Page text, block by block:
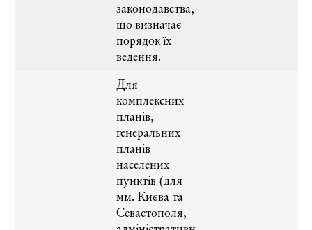
законодавства,
що визначає
порядок їх
ведення.
Для
комплексних
планів,
генеральних
планів
населених
пунктів (для
мм. Києва та
Севастополя,